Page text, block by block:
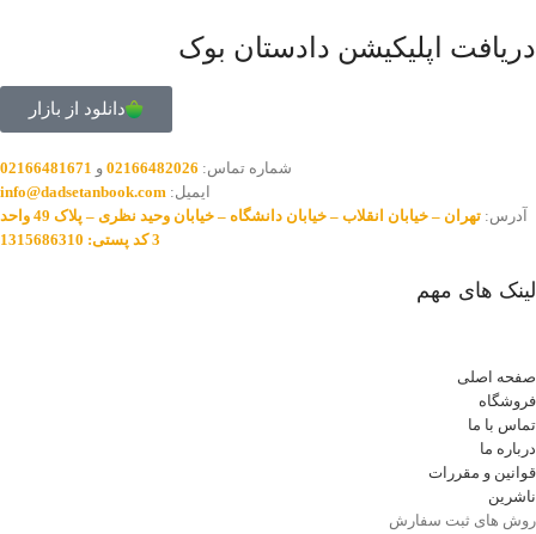
دریافت اپلیکیشن دادستان بوک
دانلود از بازار
شماره تماس: 02166482026 و 02166481671
ایمیل: info@dadsetanbook.com
آدرس:
تهران – خیابان انقلاب – خیابان دانشگاه – خیابان وحید نظری – پلاک 49 واحد
3 کد پستی: 1315686310
لینک های مهم
صفحه اصلی
فروشگاه
تماس با ما
درباره ما
قوانین و مقررات
ناشرین
روش های ثبت سفارش